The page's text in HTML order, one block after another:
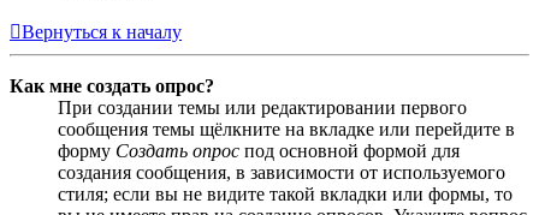
Вернуться к началу
Как мне создать опрос?
При создании темы или редактировании первого
сообщения темы щёлкните на вкладке или перейдите в
форму Создать опрос под основной формой для
создания сообщения, в зависимости от используемого
стиля; если вы не видите такой вкладки или формы, то